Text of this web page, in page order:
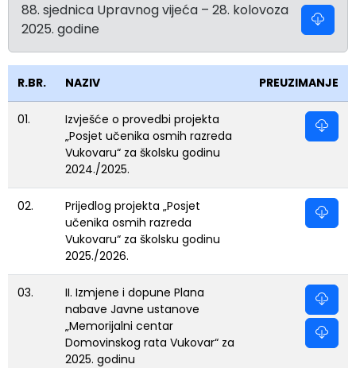
88. sjednica Upravnog vijeća – 28. kolovoza
2025. godine
R.BR. NAZIV PREUZIMANJE
01.
Izvješće o provedbi projekta
„Posjet učenika osmih razreda
Vukovaru“ za školsku godinu
2024./2025.
02.
Prijedlog projekta „Posjet
učenika osmih razreda
Vukovaru“ za školsku godinu
2025./2026.
03.
II. Izmjene i dopune Plana
nabave Javne ustanove
„Memorijalni centar
Domovinskog rata Vukovar“ za
2025. godinu